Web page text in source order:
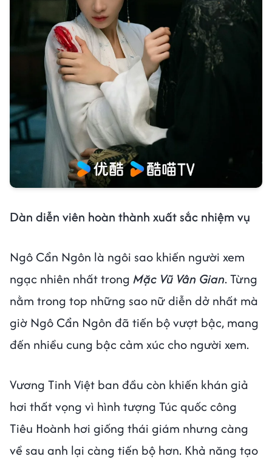
Dàn diễn viên hoàn thành xuất sắc nhiệm vụ
Ngô Cẩn Ngôn là ngôi sao khiến người xem
ngạc nhiên nhất trong Mặc Vũ Vân Gian. Từng
nằm trong top những sao nữ diễn dở nhất mà
giờ Ngô Cẩn Ngôn đã tiến bộ vượt bậc, mang
đến nhiều cung bậc cảm xúc cho người xem.
Vương Tinh Việt ban đầu còn khiến khán giả
hơi thất vọng vì hình tượng Túc quốc công
Tiêu Hoành hơi giống thái giám nhưng càng
về sau anh lại càng tiến bộ hơn. Khả năng tạo